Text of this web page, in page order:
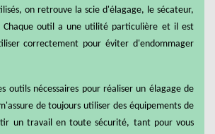
on retrouve la scie d'élagage, le sécateur,
Chaque outil a une utilité particulière et il est
correctement pour éviter d'endommager
outils nécessaires pour réaliser un élagage de
de toujours utiliser des équipements de
un travail en toute sécurité, tant pour vous